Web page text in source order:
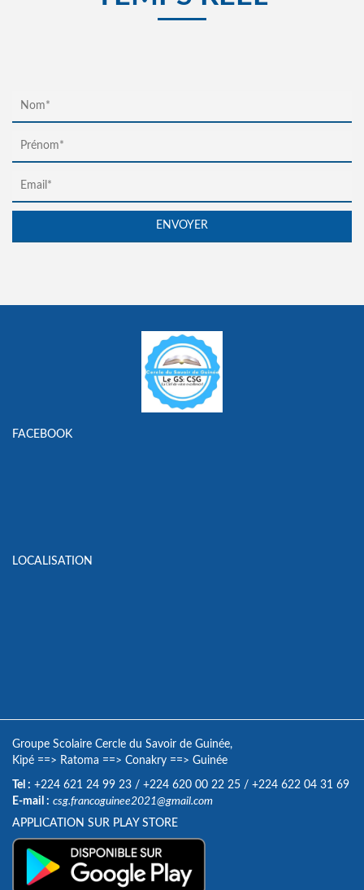
FACEBOOK
LOCALISATION
Groupe Scolaire Cercle du Savoir de Guinée,
Kipé ==> Ratoma ==> Conakry ==> Guinée
Tel : +224 621 24 99 23 / +224 620 00 22 25 / +224 622 04 31 69
E-mail : csg.francoguinee2021@gmail.com
APPLICATION SUR PLAY STORE